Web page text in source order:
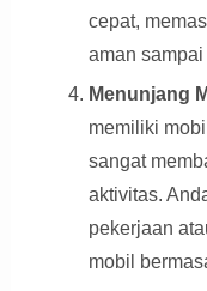
cepat,
aman
Menunjang
memiliki
sangat
aktivitas.
pekerjaan
mobil